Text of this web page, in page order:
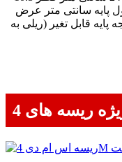
پایه سانتی متر عرض
متر زاویه تابش رفلکتور 24 درجه پایه قابل تغیر (ریلی به